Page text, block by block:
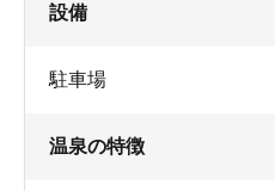
設備
駐車場
温泉の特徴